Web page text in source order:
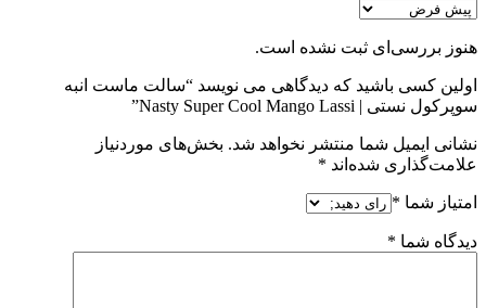
هنوز بررسی‌ای ثبت نشده است.
اولین کسی باشید که دیدگاهی می نویسد “سالت ماست انبه
سوپرکول نستی | Nasty Super Cool Mango Lassi”
نشانی ایمیل شما منتشر نخواهد شد. بخش‌های موردنیاز
علامت‌گذاری شده‌اند *
امتیاز شما *
دیدگاه شما *